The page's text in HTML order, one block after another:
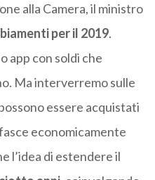
alla Camera, il ministro
per il 2019.
app con soldi che
Ma interverremo sulle
essere acquistati
economicamente
l’idea di estendere il